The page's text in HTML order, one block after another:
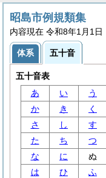
昭島市例規類集
内容現在 令和8年1月1日
体系 五十音
五十音表
あ
い う
か
き く
さ
し す
た
ち つ
な
に ぬ
は
ひ ふ